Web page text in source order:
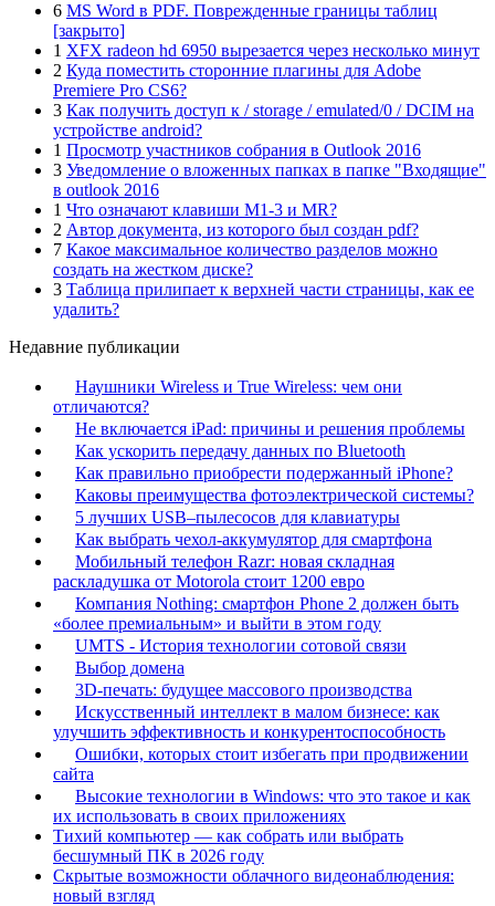
6 MS Word в PDF. Поврежденные границы таблиц
[закрыто]
1 XFX radeon hd 6950 вырезается через несколько минут
2 Куда поместить сторонние плагины для Adobe
Premiere Pro CS6?
3 Как получить доступ к / storage / emulated/0 / DCIM на
устройстве android?
1 Просмотр участников собрания в Outlook 2016
3 Уведомление о вложенных папках в папке "Входящие"
в outlook 2016
1 Что означают клавиши M1-3 и MR?
2 Автор документа, из которого был создан pdf?
7 Какое максимальное количество разделов можно
создать на жестком диске?
3 Таблица прилипает к верхней части страницы, как ее
удалить?
Недавние публикации
Наушники Wireless и True Wireless: чем они
отличаются?
Не включается iPad: причины и решения проблемы
Как ускорить передачу данных по Bluetooth
Как правильно приобрести подержанный iPhone?
Каковы преимущества фотоэлектрической системы?
5 лучших USB–пылесосов для клавиатуры
Как выбрать чехол-аккумулятор для смартфона
Мобильный телефон Razr: новая складная
раскладушка от Motorola стоит 1200 евро
Компания Nothing: смартфон Phone 2 должен быть
«более премиальным» и выйти в этом году
UMTS - История технологии сотовой связи
Выбор домена
3D-печать: будущее массового производства
Искусственный интеллект в малом бизнесе: как
улучшить эффективность и конкурентоспособность
Ошибки, которых стоит избегать при продвижении
сайта
Высокие технологии в Windows: что это такое и как
их использовать в своих приложениях
Тихий компьютер — как собрать или выбрать
бесшумный ПК в 2026 году
Скрытые возможности облачного видеонаблюдения:
новый взгляд